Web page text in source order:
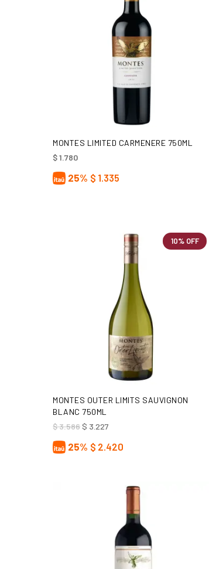
AÑADIR AL CARRITO
MONTES LIMITED CARMENERE 750ML
$1.780
25% $ 1.335
AÑADIR AL CARRITO
MONTES OUTER LIMITS SAUVIGNON
BLANC 750ML
$3.586El
original
era:
$ 3.227
actual
es:
10% OFF
25% $ 2.420